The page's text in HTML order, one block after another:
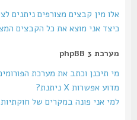
אלו מין קבצים מצורפים ניתנים
כיצד אני מוצא את כל הקבצים
מערכת phpBB 3
מי תיכנן וכתב את מערכת הפורומים?
מדוע אפשרות X ניתנת?
למי אני פונה במקרים של חוקתיות